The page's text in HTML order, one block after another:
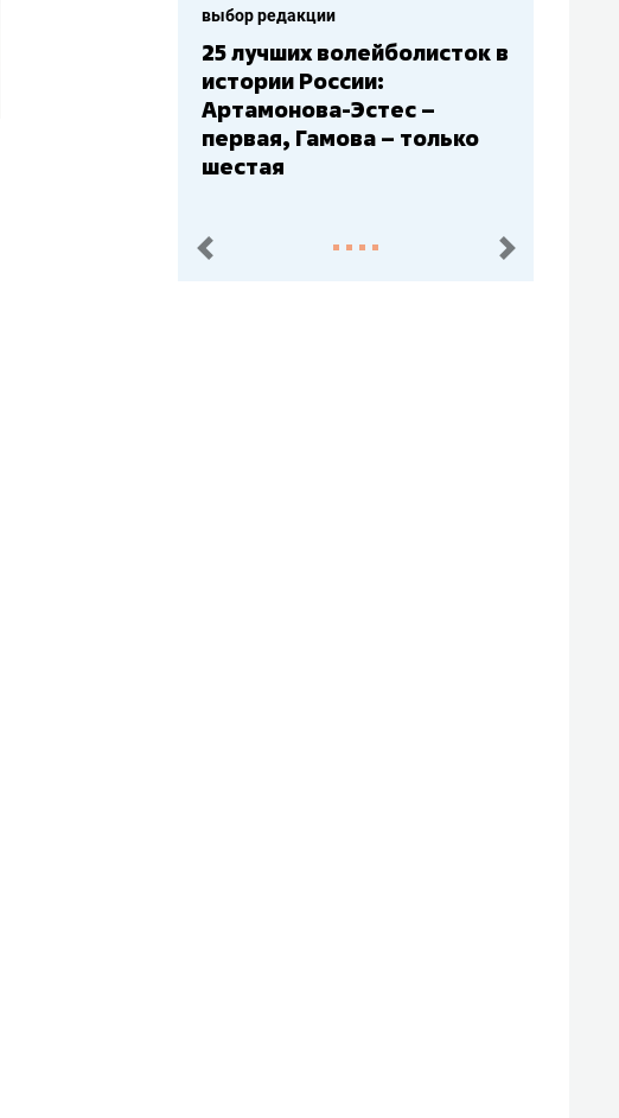
выбор редакции
Бюджеты клубов КХЛ: СКА
– главный мажор, «Ак
Барс» – второй, «Салават
Юлаев» – середняк
пред. след.